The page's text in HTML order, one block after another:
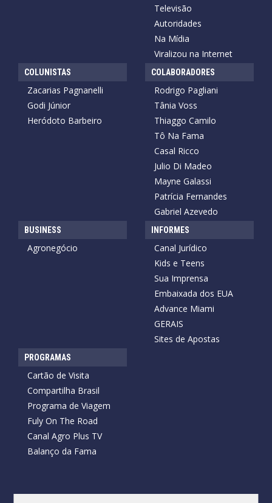
Televisão
Autoridades
Na Mídia
Viralizou na Internet
COLUNISTAS
Zacarias Pagnanelli
Godi Júnior
Heródoto Barbeiro
COLABORADORES
Rodrigo Pagliani
Tânia Voss
Thiaggo Camilo
Tô Na Fama
Casal Ricco
Julio Di Madeo
Mayne Galassi
Patrícia Fernandes
Gabriel Azevedo
BUSINESS
Agronegócio
INFORMES
Canal Jurídico
Kids e Teens
Sua Imprensa
Embaixada dos EUA
Advance Miami
GERAIS
Sites de Apostas
PROGRAMAS
Cartão de Visita
Compartilha Brasil
Programa de Viagem
Fuly On The Road
Canal Agro Plus TV
Balanço da Fama